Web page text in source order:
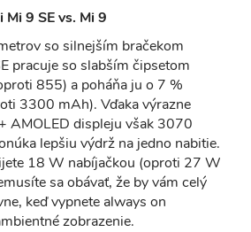
9 SE vs. Mi 9
so silnejším bračekom
pracuje so slabším čipsetom
855) a poháňa ju o 7 %
3300 mAh). Vďaka výrazne
AMOLED displeju však 3070
lepšiu výdrž na jedno nabitie.
18 W nabíjačkou (oproti 27 W
sa obávať, že by vám celý
keď vypnete always on
zobrazenie.